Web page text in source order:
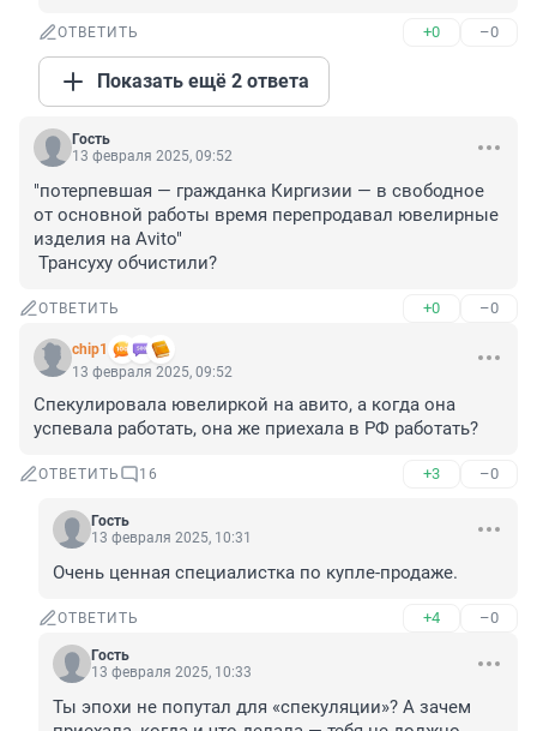
ОТВЕТИТЬ +0 –0
Показать ещё 2 ответа
Гость
13 февраля 2025, 09:52
"потерпевшая — гражданка Киргизии — в свободное
от основной работы время перепродавал ювелирные
изделия на Avito"
Трансуху обчистили?
ОТВЕТИТЬ +0 –0
chip1
13 февраля 2025, 09:52
Спекулировала ювелиркой на авито, а когда она
успевала работать, она же приехала в РФ работать?
ОТВЕТИТЬ 16 +3 –0
Гость
13 февраля 2025, 10:31
Очень ценная специалистка по купле-продаже.
ОТВЕТИТЬ +4 –0
Гость
13 февраля 2025, 10:33
Ты эпохи не попутал для «спекуляции»? А зачем